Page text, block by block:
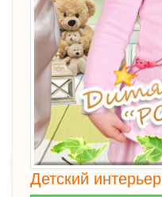
Детский интерьер